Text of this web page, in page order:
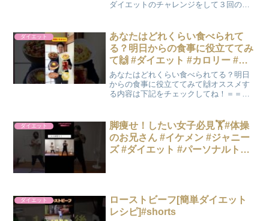
ダイエットのチャレンジをして３回のダ
いませんでしたが今回は、この企画で改
めて太りました。始めは太る...
ダイエット
あなたはどれくらい食べられて
る？明日からの食事に役立ててみ
て🙌 #ダイエット #カロリー #や
せる
あなたはどれくらい食べられてる？明日
からの食事に役立ててみて🙌オススメす
る内容は下記をチェックしてね！＝＝＝
酵食品・ビタミンC、E②シワになる・香
辛料、刺激物・揚げ物、...
ダイエット
脚痩せ！したい女子必見🏋️#体操
のお兄さん #イケメン #ジャニー
ズ #ダイエット #パーソナルトレ
ダイエット
ローストビーフ[簡単ダイエット
レシピ]#shorts